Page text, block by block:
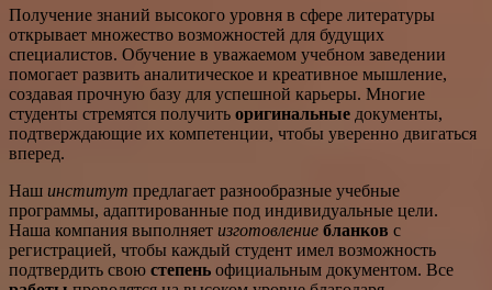
Получение знаний высокого уровня в сфере литературы
открывает множество возможностей для будущих
специалистов. Обучение в уважаемом учебном заведении
помогает развить аналитическое и креативное мышление,
создавая прочную базу для успешной карьеры. Многие
студенты стремятся получить оригинальные документы,
подтверждающие их компетенции, чтобы уверенно двигаться
вперед.
Наш институт предлагает разнообразные учебные
программы, адаптированные под индивидуальные цели.
Наша компания выполняет изготовление бланков с
регистрацией, чтобы каждый студент имел возможность
подтвердить свою степень официальным документом. Все